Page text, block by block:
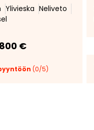
*
*
*
Ylivieska Neliveto
€
(0/5)